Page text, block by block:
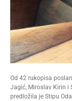
Od 42 rukopisa
Jagić, Miroslav Kirin i
predložila je Stipu